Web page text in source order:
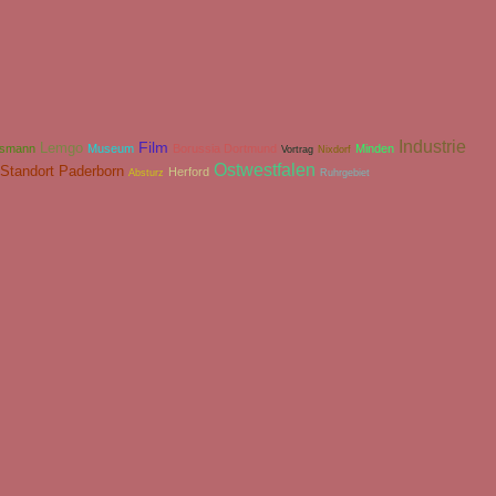
Lemgo Museum Film Borussia Dortmund Vortrag Nixdorf Minden Industrie
Standort Paderborn Absturz Herford Ostwestfalen Ruhrgebiet